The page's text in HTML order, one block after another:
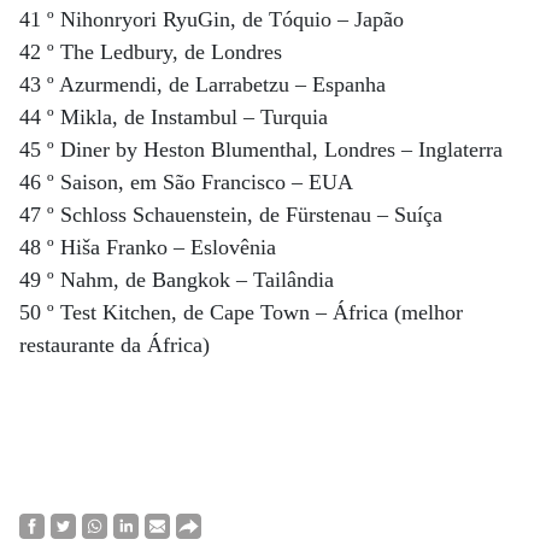
41 º Nihonryori RyuGin, de Tóquio – Japão
42 º The Ledbury, de Londres
43 º Azurmendi, de Larrabetzu – Espanha
44 º Mikla, de Instambul – Turquia
45 º Diner by Heston Blumenthal, Londres – Inglaterra
46 º Saison, em São Francisco – EUA
47 º Schloss Schauenstein, de Fürstenau – Suíça
48 º Hiša Franko – Eslovênia
49 º Nahm, de Bangkok – Tailândia
50 º Test Kitchen, de Cape Town – África (melhor
restaurante da África)